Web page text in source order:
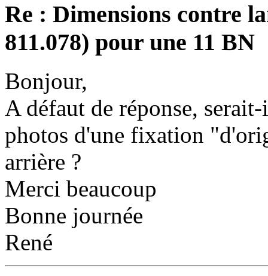
Re : Dimensions contre
811.078) pour une 11 BN
Bonjour,
A défaut de réponse,
photos d'une fixation
arrière ?
Merci beaucoup
Bonne journée
René